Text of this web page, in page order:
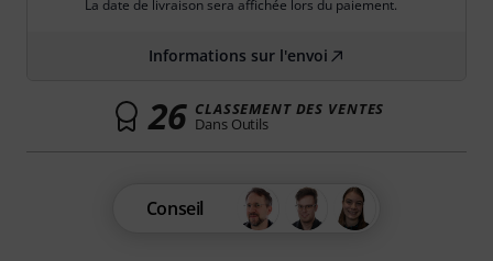
La date de livraison sera affichée lors du paiement.
Informations sur l'envoi
26 CLASSEMENT DES VENTES
Dans Outils
Conseil